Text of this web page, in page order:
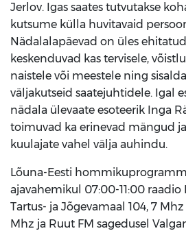
Jerlov. Igas saates tutvutakse
kutsume külla huvitavaid
Nädalalapäevad on üles
keskenduvad kas tervisele,
naistele või meestele ning
väljakutseid saatejuhtidele. Igal
nädala ülevaate esoteerik Inga
toimuvad ka erinevad mängud
kuulajate vahel välja auhindu.
Lõuna-Eesti
ajavahemikul 07:00-11:00 raadio
Tartus- ja Jõgevamaal 104, 7 Mhz
Mhz ja Ruut FM sagedusel